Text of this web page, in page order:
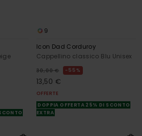
9
Icon Dad Corduroy
Cappellino classico Blu Unisex
30,00 € 55%
13,50 €
OFFERTE
DOPPIA OFFERTA 25% DI SCONTO
EXTRA